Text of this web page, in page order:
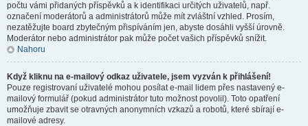
počtu vámi přidaných příspěvků a k identifikaci určitých uživatelů, např.
označení moderátorů a administrátorů může mít zvláštní vzhled. Prosím,
nezatěžujte board zbytečným přispíváním jen, abyste dosáhli vyšší úrovně.
Moderátor nebo administrátor pak může počet vašich příspěvků snížit.
Nahoru
Když kliknu na e-mailový odkaz uživatele, jsem vyzván k přihlášení!
Pouze registrovaní uživatelé mohou posílat e-mail lidem přes nastavený e-
mailový formulář (pokud administrátor tuto možnost povolil). Toto opatření
umožňuje zbavit se otravných anonymních vzkazů a robotů, které sbírají e-
mailové adresy.